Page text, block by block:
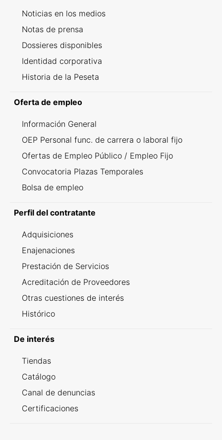
Noticias en los medios
Notas de prensa
Dossieres disponibles
Identidad corporativa
Historia de la Peseta
Oferta de empleo
Información General
OEP Personal func. de carrera o laboral fijo
Ofertas de Empleo Público / Empleo Fijo
Convocatoria Plazas Temporales
Bolsa de empleo
Perfil del contratante
Adquisiciones
Enajenaciones
Prestación de Servicios
Acreditación de Proveedores
Otras cuestiones de interés
Histórico
De interés
Tiendas
Catálogo
Canal de denuncias
Certificaciones